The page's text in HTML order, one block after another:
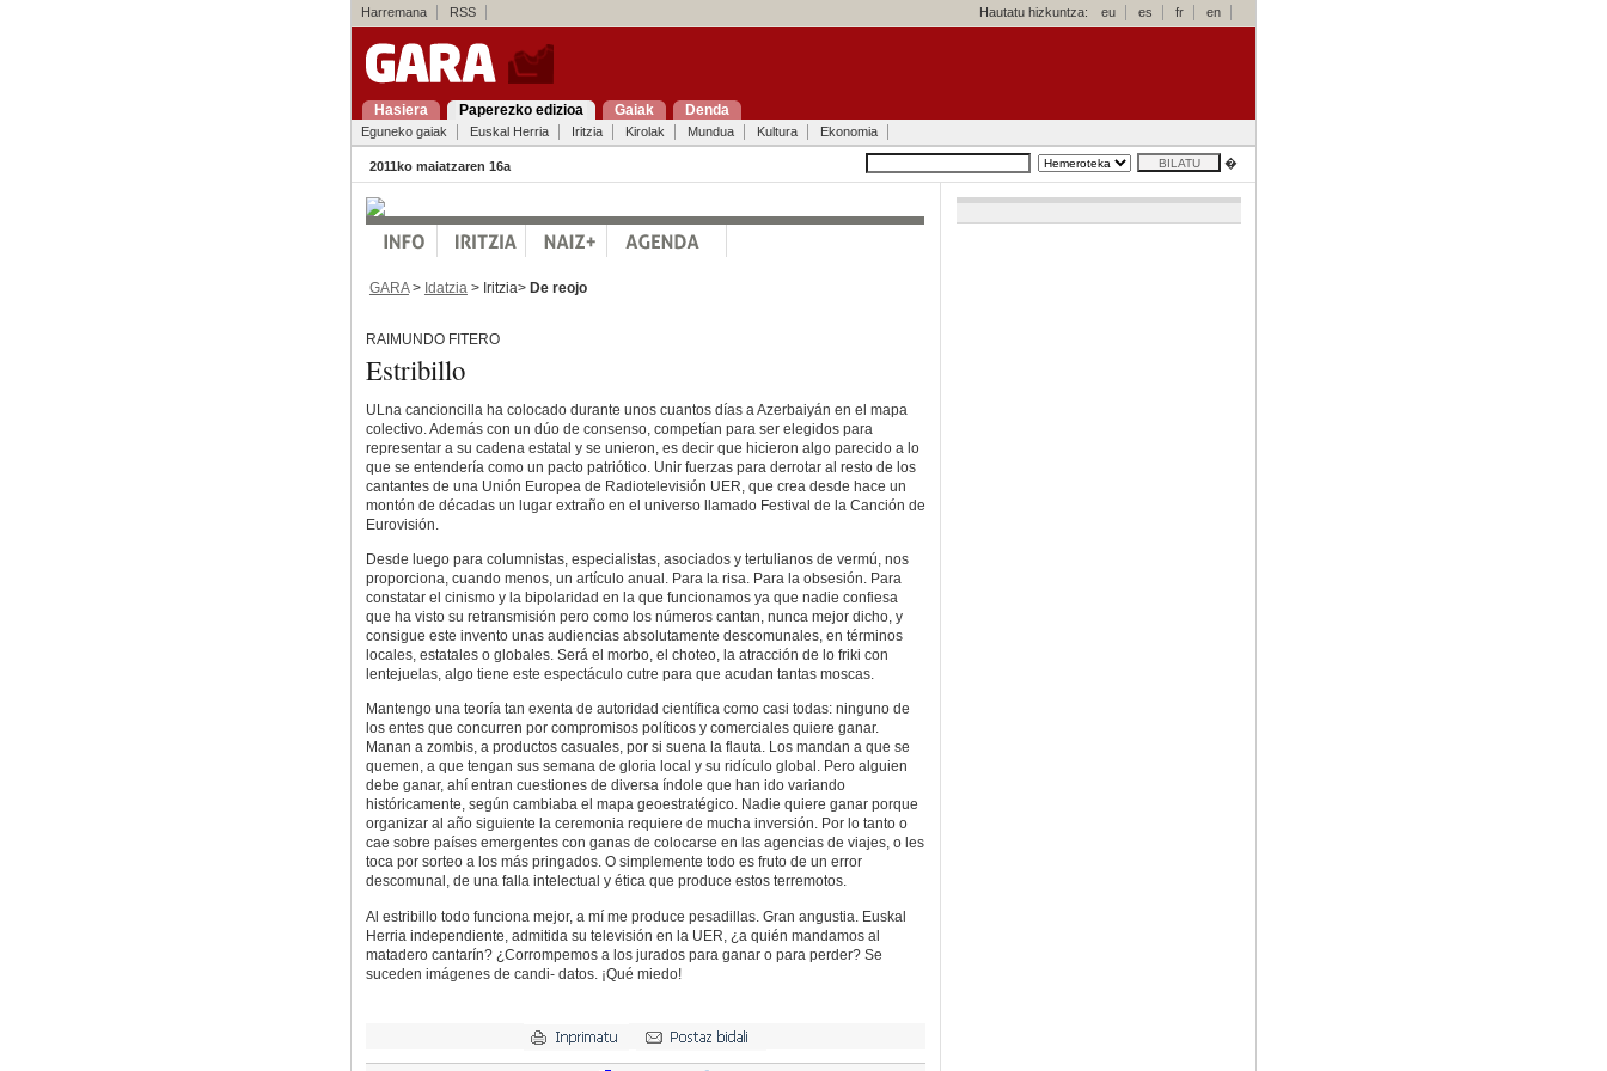
Harremana RSS Hautatu hizkuntza: eu es fr en
Hasiera Paperezko edizioa Gaiak Denda
Eguneko gaiak Euskal Herria Iritzia Kirolak Mundua Kultura Ekonomia
2011ko maiatzaren 16a �
GARA> Idatzia > Iritzia> De reojo
RAIMUNDO FITERO
Estribillo
ULna cancioncilla ha colocado durante unos cuantos días a Azerbaiyán en el mapa
colectivo. Además con un dúo de consenso, competían para ser elegidos para
representar a su cadena estatal y se unieron, es decir que hicieron algo parecido a lo
que se entendería como un pacto patriótico. Unir fuerzas para derrotar al resto de los
cantantes de una Unión Europea de Radiotelevisión UER, que crea desde hace un
montón de décadas un lugar extraño en el universo llamado Festival de la Canción de
Eurovisión.
Desde luego para columnistas, especialistas, asociados y tertulianos de vermú, nos
proporciona, cuando menos, un artículo anual. Para la risa. Para la obsesión. Para
constatar el cinismo y la bipolaridad en la que funcionamos ya que nadie confiesa
que ha visto su retransmisión pero como los números cantan, nunca mejor dicho, y
consigue este invento unas audiencias absolutamente descomunales, en términos
locales, estatales o globales. Será el morbo, el choteo, la atracción de lo friki con
lentejuelas, algo tiene este espectáculo cutre para que acudan tantas moscas.
Mantengo una teoría tan exenta de autoridad científica como casi todas: ninguno de
los entes que concurren por compromisos políticos y comerciales quiere ganar.
Manan a zombis, a productos casuales, por si suena la flauta. Los mandan a que se
quemen, a que tengan sus semana de gloria local y su ridículo global. Pero alguien
debe ganar, ahí entran cuestiones de diversa índole que han ido variando
históricamente, según cambiaba el mapa geoestratégico. Nadie quiere ganar porque
organizar al año siguiente la ceremonia requiere de mucha inversión. Por lo tanto o
cae sobre países emergentes con ganas de colocarse en las agencias de viajes, o les
toca por sorteo a los más pringados. O simplemente todo es fruto de un error
descomunal, de una falla intelectual y ética que produce estos terremotos.
Al estribillo todo funciona mejor, a mí me produce pesadillas. Gran angustia. Euskal
Herria independiente, admitida su televisión en la UER, ¿a quién mandamos al
matadero cantarín? ¿Corrompemos a los jurados para ganar o para perder? Se
suceden imágenes de candi- datos. ¡Qué miedo!